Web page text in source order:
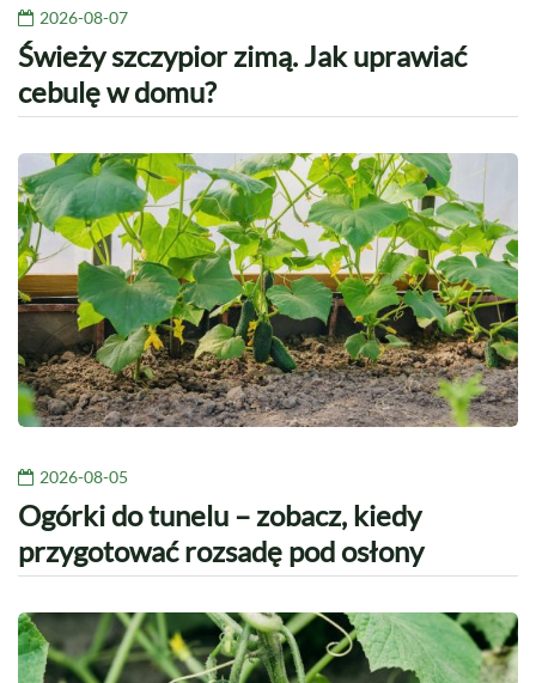
2026-08-07
Świeży szczypior zimą. Jak uprawiać
cebulę w domu?
2026-08-05
Ogórki do tunelu – zobacz, kiedy
przygotować rozsadę pod osłony